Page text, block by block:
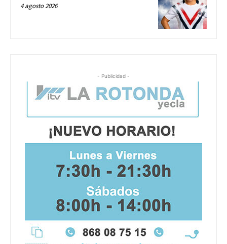
4 agosto 2026
- Publicidad -